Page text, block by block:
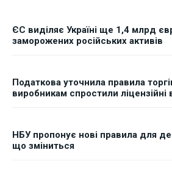
ЄС виділяє Україні ще 1,4 млрд
заморожених російських активів
Податкова уточнила правила
виробникам спростили ліцензійні
НБУ пропонує нові правила для
що зміниться